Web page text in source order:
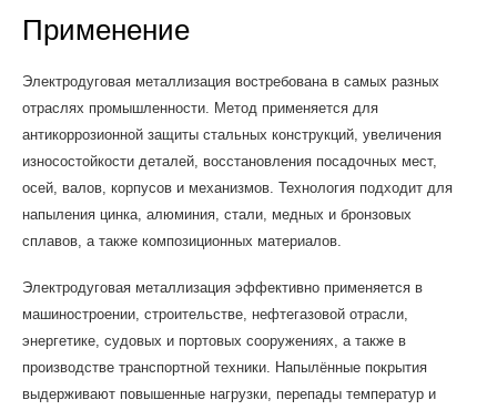
Применение
Электродуговая металлизация востребована в самых разных
отраслях промышленности. Метод применяется для
антикоррозионной защиты стальных конструкций, увеличения
износостойкости деталей, восстановления посадочных мест,
осей, валов, корпусов и механизмов. Технология подходит для
напыления цинка, алюминия, стали, медных и бронзовых
сплавов, а также композиционных материалов.
Электродуговая металлизация эффективно применяется в
машиностроении, строительстве, нефтегазовой отрасли,
энергетике, судовых и портовых сооружениях, а также в
производстве транспортной техники. Напылённые покрытия
выдерживают повышенные нагрузки, перепады температур и